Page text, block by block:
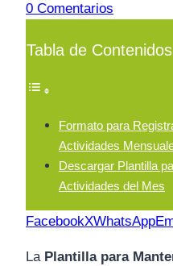
0 Comentarios
Tabla de Contenidos
Formato para
Actividades
Descargar Plantilla
Actividades del Mes
FacebookXWhatsApp
La Plantilla para